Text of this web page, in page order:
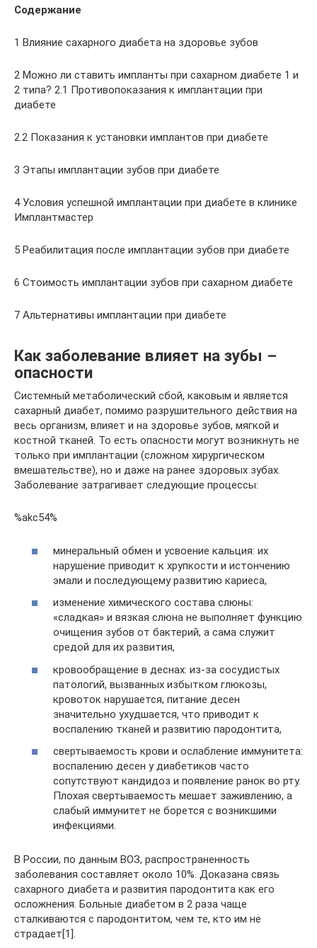
Содержание
1 Влияние сахарного диабета на здоровье зубов
2 Можно ли ставить импланты при сахарном диабете 1 и
2 типа? 2.1 Противопоказания к имплантации при
диабете
2.2 Показания к установки имплантов при диабете
3 Этапы имплантации зубов при диабете
4 Условия успешной имплантации при диабете в клинике
Имплантмастер
5 Реабилитация после имплантации зубов при диабете
6 Стоимость имплантации зубов при сахарном диабете
7 Альтернативы имплантации при диабете
Как заболевание влияет на зубы –
опасности
Системный метаболический сбой, каковым и является
сахарный диабет, помимо разрушительного действия на
весь организм, влияет и на здоровье зубов, мягкой и
костной тканей. То есть опасности могут возникнуть не
только при имплантации (сложном хирургическом
вмешательстве), но и даже на ранее здоровых зубах.
Заболевание затрагивает следующие процессы:
%akc54%
минеральный обмен и усвоение кальция: их
нарушение приводит к хрупкости и истончению
эмали и последующему развитию кариеса,
изменение химического состава слюны:
«сладкая» и вязкая слюна не выполняет функцию
очищения зубов от бактерий, а сама служит
средой для их развития,
кровообращение в деснах: из-за сосудистых
патологий, вызванных избытком глюкозы,
кровоток нарушается, питание десен
значительно ухудшается, что приводит к
воспалению тканей и развитию пародонтита,
свертываемость крови и ослабление иммунитета:
воспалению десен у диабетиков часто
сопутствуют кандидоз и появление ранок во рту.
Плохая свертываемость мешает заживлению, а
слабый иммунитет не борется с возникшими
инфекциями.
В России, по данным ВОЗ, распространенность
заболевания составляет около 10%. Доказана связь
сахарного диабета и развития пародонтита как его
осложнения. Больные диабетом в 2 раза чаще
сталкиваются с пародонтитом, чем те, кто им не
страдает[1].